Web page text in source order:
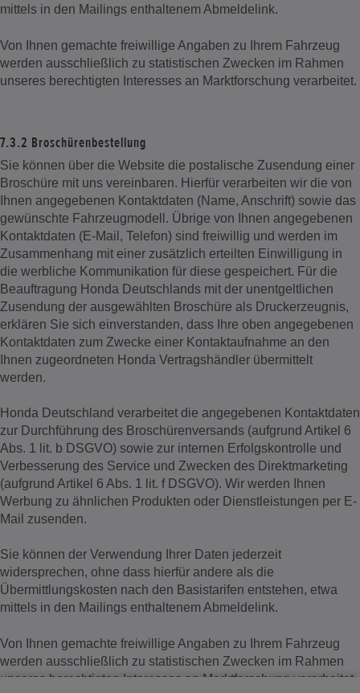
mittels in den Mailings enthaltenem Abmeldelink.
Von Ihnen gemachte freiwillige Angaben zu Ihrem Fahrzeug
werden ausschließlich zu statistischen Zwecken im Rahmen
unseres berechtigten Interesses an Marktforschung verarbeitet.
7.3.2 Broschürenbestellung
Sie können über die Website die postalische Zusendung einer
Broschüre mit uns vereinbaren. Hierfür verarbeiten wir die von
Ihnen angegebenen Kontaktdaten (Name, Anschrift) sowie das
gewünschte Fahrzeugmodell. Übrige von Ihnen angegebenen
Kontaktdaten (E-Mail, Telefon) sind freiwillig und werden im
Zusammenhang mit einer zusätzlich erteilten Einwilligung in
die werbliche Kommunikation für diese gespeichert. Für die
Beauftragung Honda Deutschlands mit der unentgeltlichen
Zusendung der ausgewählten Broschüre als Druckerzeugnis,
erklären Sie sich einverstanden, dass Ihre oben angegebenen
Kontaktdaten zum Zwecke einer Kontaktaufnahme an den
Ihnen zugeordneten Honda Vertragshändler übermittelt
werden.
Honda Deutschland verarbeitet die angegebenen Kontaktdaten
zur Durchführung des Broschürenversands (aufgrund Artikel 6
Abs. 1 lit. b DSGVO) sowie zur internen Erfolgskontrolle und
Verbesserung des Service und Zwecken des Direktmarketing
(aufgrund Artikel 6 Abs. 1 lit. f DSGVO). Wir werden Ihnen
Werbung zu ähnlichen Produkten oder Dienstleistungen per E-
Mail zusenden.
Sie können der Verwendung Ihrer Daten jederzeit
widersprechen, ohne dass hierfür andere als die
Übermittlungskosten nach den Basistarifen entstehen, etwa
mittels in den Mailings enthaltenem Abmeldelink.
Von Ihnen gemachte freiwillige Angaben zu Ihrem Fahrzeug
werden ausschließlich zu statistischen Zwecken im Rahmen
unseres berechtigten Interesses an Marktforschung verarbeitet